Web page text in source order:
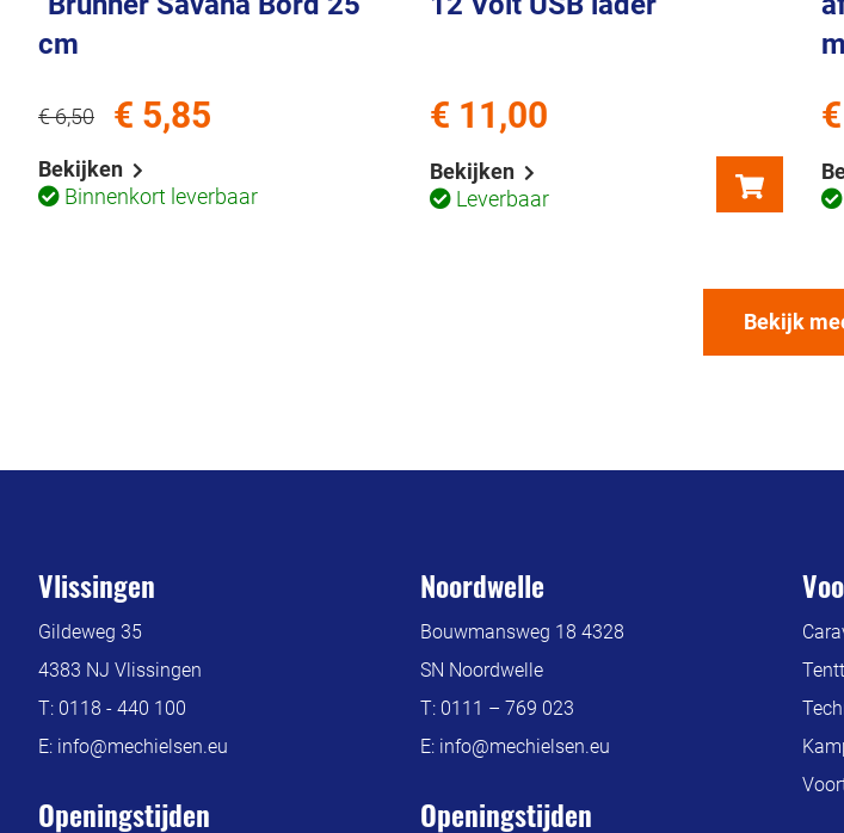
cm
Bekijken
Binnenkort leverbaar
€ 6,50 € 5,85
Bekijken
Leverbaar
€ 11,00
Bekijk
Vlissingen
Gildeweg 35
4383 NJ Vlissingen
T: 0118 - 440 100
E: info@mechielsen.eu
Openingstijden
Noordwelle
Bouwmansweg 18 4328
SN Noordwelle
T: 0111 – 769 023
E: info@mechielsen.eu
Openingstijden